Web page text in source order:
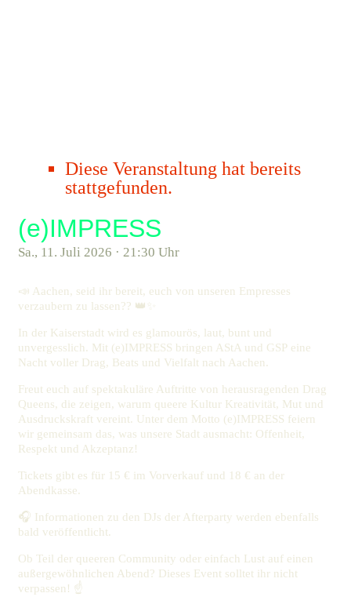
Diese Veranstaltung hat bereits
stattgefunden.
(e)IMPRESS
Sa., 11. Juli 2026 · 21:30 Uhr
📣 Aachen, seid ihr bereit, euch von unseren Empresses
verzaubern zu lassen?? 👑✨
In der Kaiserstadt wird es glamourös, laut, bunt und
unvergesslich. Mit (e)IMPRESS bringen AStA und GSP eine
Nacht voller Drag, Beats und Vielfalt nach Aachen.
Freut euch auf spektakuläre Auftritte von herausragenden Drag
Queens, die zeigen, warum queere Kultur Kreativität, Mut und
Ausdruckskraft vereint. Unter dem Motto (e)IMPRESS feiern
wir gemeinsam das, was unsere Stadt ausmacht: Offenheit,
Respekt und Akzeptanz!
Tickets gibt es für 15 € im Vorverkauf und 18 € an der
Abendkasse.
🎧 Informationen zu den DJs der Afterparty werden ebenfalls
bald veröffentlicht.
Ob Teil der queeren Community oder einfach Lust auf einen
außergewöhnlichen Abend? Dieses Event solltet ihr nicht
verpassen! ☝️